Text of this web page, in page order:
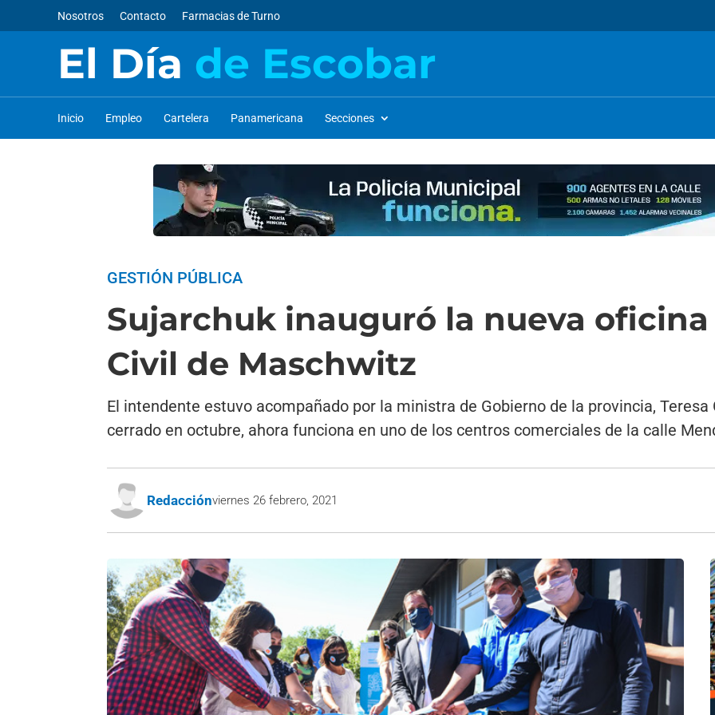
Nosotros Contacto Farmacias de Turno
El Día de Escobar
Inicio Empleo Cartelera Panamericana Secciones
GESTIÓN PÚBLICA
Sujarchuk inauguró la nueva
Civil de Maschwitz
El intendente estuvo acompañado por la ministra de Gobierno de la provincia, Teresa
cerrado en octubre, ahora funciona en uno de los centros comerciales de la calle
Redacciónviernes 26 febrero, 2021